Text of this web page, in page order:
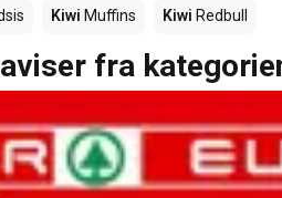
Kiwi Muffins Kiwi Redbull
fra